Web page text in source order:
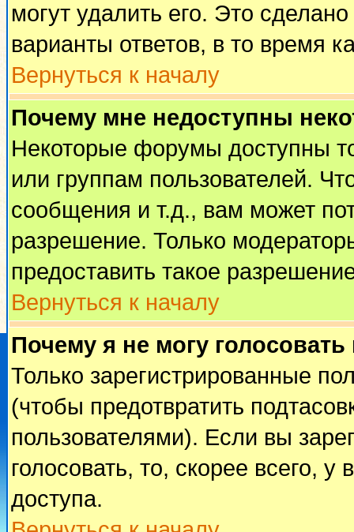
могут удалить его. Это
варианты ответов, в то время
Вернуться к началу
Почему мне недоступны
Некоторые форумы доступны
или группам пользователей.
сообщения и т.д., вам может
разрешение. Только
предоставить такое
Вернуться к началу
Почему я не могу
Только зарегистрированные
(чтобы предотвратить
пользователями). Если вы
голосовать, то, скорее всего,
доступа.